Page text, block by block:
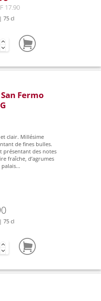
17.90
75 cl
Fermo
clair. Millésime
de fines bulles.
présentant des notes
fraîche, d’agrumes
palais...
75 cl